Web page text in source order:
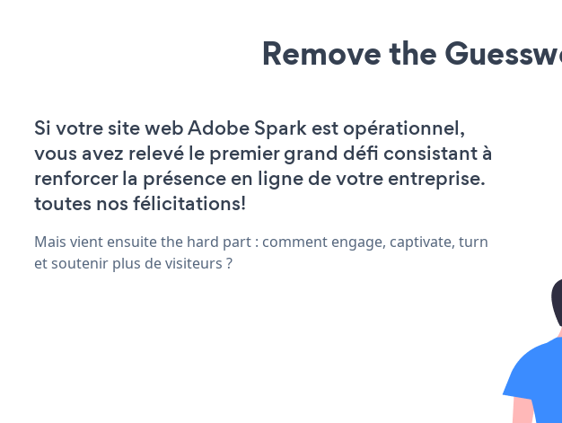
Remove the
Si votre site web Adobe Spark est opérationnel,
vous avez relevé le premier grand défi consistant à
renforcer la présence en ligne de votre entreprise.
toutes nos félicitations!
Mais vient ensuite the hard part : comment engage, captivate, turn
et soutenir plus de visiteurs ?